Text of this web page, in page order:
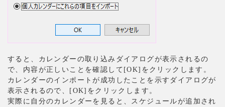
すると、カレンダーの取り込みダイアログが表示されるの
で、内容が正しいことを確認して[OK] をクリックします。
カレンダーのインポートが成功したことを示すダイアログが
表示されるので、[OK] をクリックします。
実際に自分のカレンダーを見ると、スケジュールが追加され